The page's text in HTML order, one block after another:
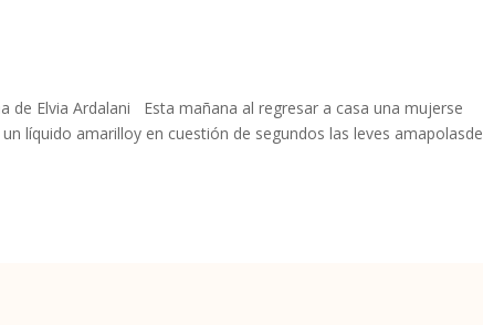
Elvia Ardalani Esta mañana al regresar a casa una mujerse
líquido amarilloy en cuestión de segundos las leves amapolasde